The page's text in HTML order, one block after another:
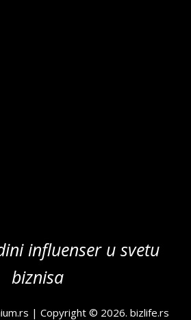
influenser u svetu
biznisa
| Copyright © 2026.bizlife.rs